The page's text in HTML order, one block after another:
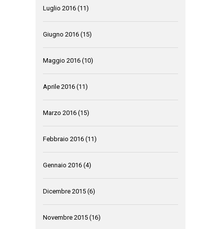
Luglio 2016 (11)
Giugno 2016 (15)
Maggio 2016 (10)
Aprile 2016 (11)
Marzo 2016 (15)
Febbraio 2016 (11)
Gennaio 2016 (4)
Dicembre 2015 (6)
Novembre 2015 (16)